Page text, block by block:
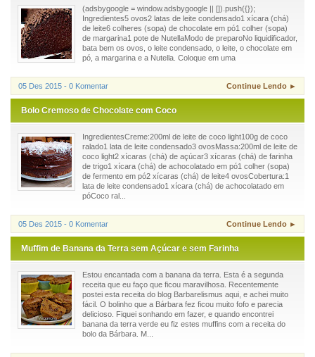
(adsbygoogle = window.adsbygoogle || []).push({});
Ingredientes5 ovos2 latas de leite condensado1 xícara (chá)
de leite6 colheres (sopa) de chocolate em pó1 colher (sopa)
de margarina1 pote de NutellaModo de preparoNo liquidificador,
bata bem os ovos, o leite condensado, o leite, o chocolate em
pó, a margarina e a Nutella. Coloque em uma
05 Des 2015 - 0 Komentar Continue Lendo ►
Bolo Cremoso de Chocolate com Coco
IngredientesCreme:200ml de leite de coco light100g de coco
ralado1 lata de leite condensado3 ovosMassa:200ml de leite de
coco light2 xícaras (chá) de açúcar3 xícaras (chá) de farinha
de trigo1 xícara (chá) de achocolatado em pó1 colher (sopa)
de fermento em pó2 xícaras (chá) de leite4 ovosCobertura:1
lata de leite condensado1 xícara (chá) de achocolatado em
póCoco ral...
05 Des 2015 - 0 Komentar Continue Lendo ►
Muffim de Banana da Terra sem Açúcar e sem Farinha
Estou encantada com a banana da terra. Esta é a segunda
receita que eu faço que ficou maravilhosa. Recentemente
postei esta receita do blog Barbarelismus aqui, e achei muito
fácil. O bolinho que a Bárbara fez ficou muito fofo e parecia
delicioso. Fiquei sonhando em fazer, e quando encontrei
banana da terra verde eu fiz estes muffins com a receita do
bolo da Bárbara. M...